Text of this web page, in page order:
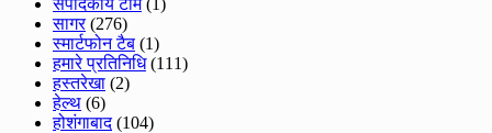
सागर(276)
स्मार्टफोन टैब (1)
हमारे प्रतिनिधि(111)
हस्तरेखा (2)
हेल्थ (6)
होशंगाबाद(104)